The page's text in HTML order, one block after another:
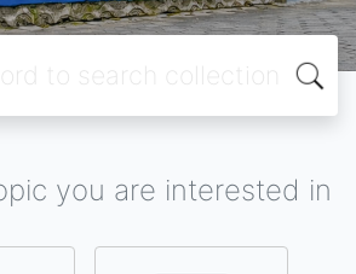
you are interested in